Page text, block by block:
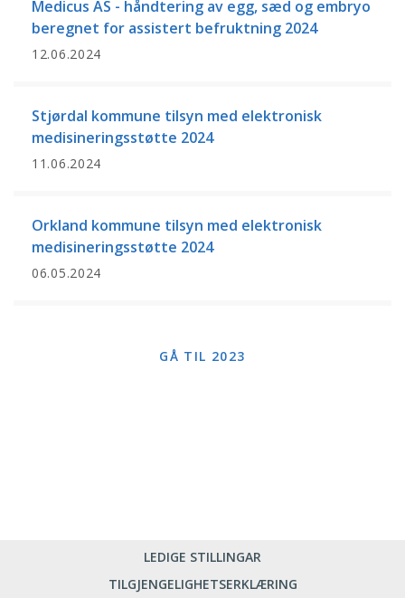
Medicus AS - håndtering av egg, sæd og embryo
beregnet for assistert befruktning 2024
12.06.2024
Stjørdal kommune tilsyn med elektronisk
medisineringsstøtte 2024
11.06.2024
Orkland kommune tilsyn med elektronisk
medisineringsstøtte 2024
06.05.2024
GÅ TIL 2023
LEDIGE STILLINGAR
TILGJENGELIGHETSERKLÆRING